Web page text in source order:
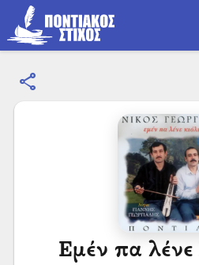
share
Εμέν πα λένε